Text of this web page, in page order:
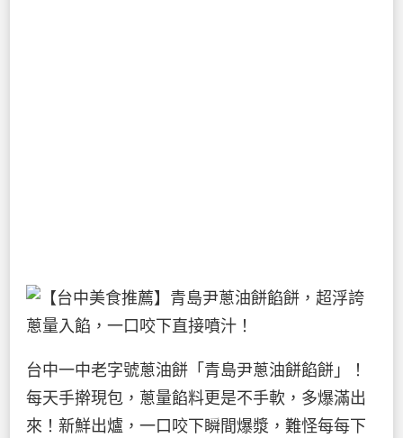
台中一中老字號蔥油餅「青島尹蔥油餅餡餅」！
每天手擀現包，蔥量餡料更是不手軟，多爆滿出
來！新鮮出爐，一口咬下瞬間爆漿，難怪每每下